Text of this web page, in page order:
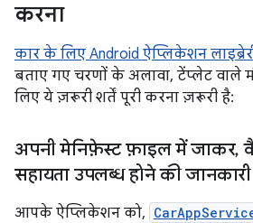
करना
कार के लिए Android ऐप्लिकेशन
बताए गए चरणों के अलावा, टेंप्लेट वाले
लिए ये ज़रूरी शर्तें पूरी करना ज़रूरी है:
अपनी मेनिफ़ेस्ट फ़ाइल में जाकर,
सहायता उपलब्ध होने की
आपके ऐप्लिकेशन को,